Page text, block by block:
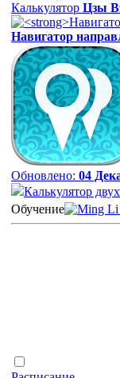
Калькулятор Цзы
Навигатор
Обновлено: 04
Калькулятор
Обучение